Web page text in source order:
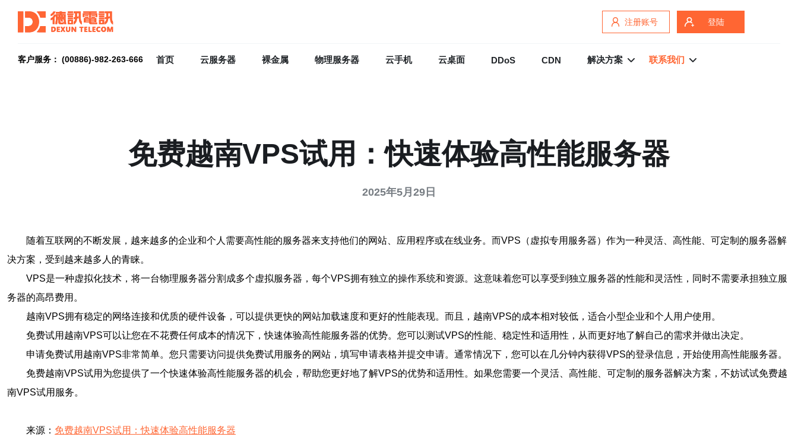
注册账号 登陆
客户服务： (00886)-982-263-666 首页 云服务器 裸金属 物理服务器 云手机 云桌面 DDoS CDN 解决方案 联系我们
免费越南VPS试用：快速体验高性能服务器
2025年5月29日
随着互联网的不断发展，越来越多的企业和个人需要高性能的服务器来支持他们的网站、应用程序或在线业务。而VPS（虚拟专用服务器）作为一种灵活、高性能、可定制的服务器解
决方案，受到越来越多人的青睐。
VPS是一种虚拟化技术，将一台物理服务器分割成多个虚拟服务器，每个VPS拥有独立的操作系统和资源。这意味着您可以享受到独立服务器的性能和灵活性，同时不需要承担独立服
务器的高昂费用。
越南VPS拥有稳定的网络连接和优质的硬件设备，可以提供更快的网站加载速度和更好的性能表现。而且，越南VPS的成本相对较低，适合小型企业和个人用户使用。
免费试用越南VPS可以让您在不花费任何成本的情况下，快速体验高性能服务器的优势。您可以测试VPS的性能、稳定性和适用性，从而更好地了解自己的需求并做出决定。
申请免费试用越南VPS非常简单。您只需要访问提供免费试用服务的网站，填写申请表格并提交申请。通常情况下，您可以在几分钟内获得VPS的登录信息，开始使用高性能服务器。
免费越南VPS试用为您提供了一个快速体验高性能服务器的机会，帮助您更好地了解VPS的优势和适用性。如果您需要一个灵活、高性能、可定制的服务器解决方案，不妨试试免费越
南VPS试用服务。
来源： 免费越南VPS试用：快速体验高性能服务器